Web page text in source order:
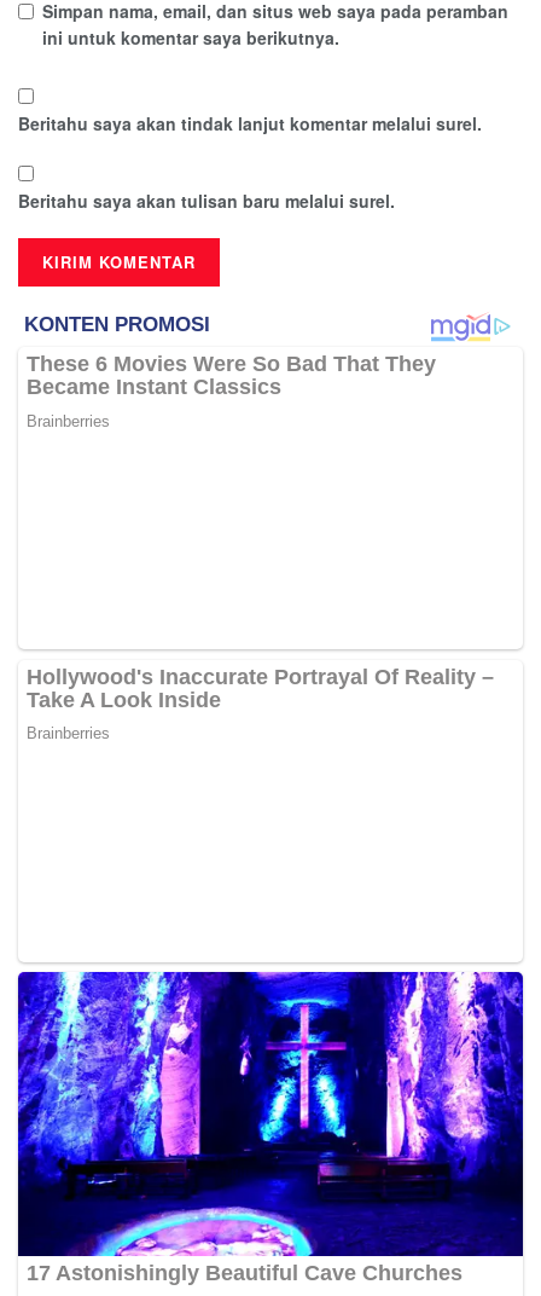
Simpan nama, email, dan situs web saya pada peramban
ini untuk komentar saya berikutnya.
Beritahu saya akan tindak lanjut komentar melalui surel.
Beritahu saya akan tulisan baru melalui surel.